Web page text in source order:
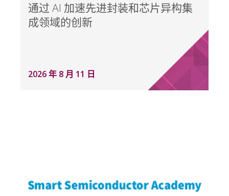
通过 AI 加速先进封装和芯片异构集
成领域的创新
2026 年 8 月 11 日